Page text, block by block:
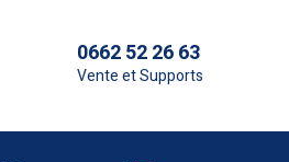
0662 52 26 63
Vente et Supports